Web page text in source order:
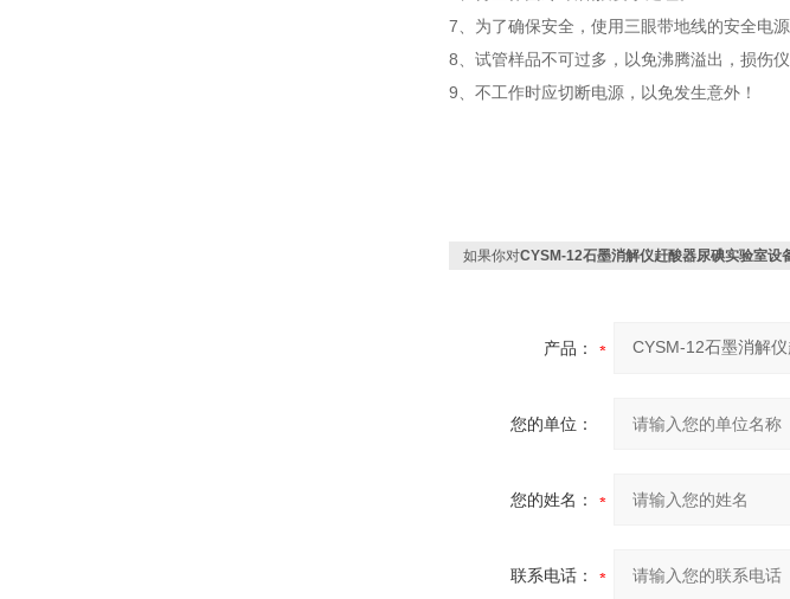
7、为了确保安全，使用三眼带地线的安全电源
8、试管样品不可过多，以免沸腾溢出，损伤仪
9、不工作时应切断电源，以免发生意外！
如果你对CYSM-12石墨消解仪赶酸器尿碘实验室设
产品：
您的单位：
您的姓名：
联系电话：